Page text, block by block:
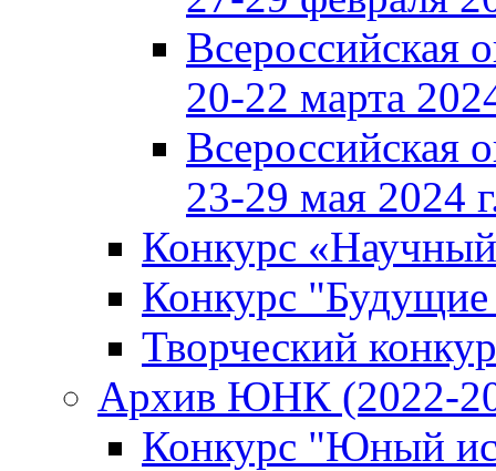
Всероссийская
20-22 марта
Всероссийская
23-29 мая 2024
Конкурс
Конкурс
Творческий
Архив ЮНК (2022-
Конкурс "Юный